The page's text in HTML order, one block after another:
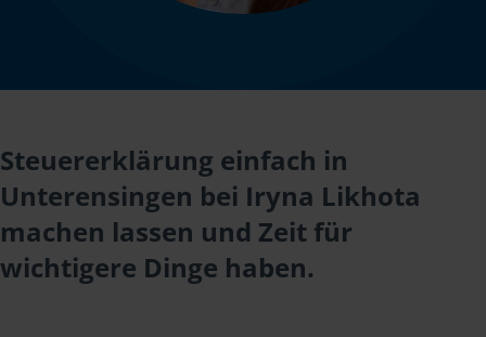
Steuererklärung einfach in
Unterensingen bei Iryna Likhota
machen lassen und Zeit für
wichtigere Dinge haben.